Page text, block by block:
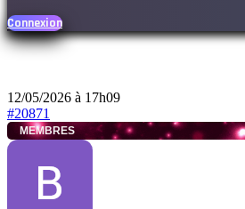
Connexion
12/05/2026 à 17h09
#20871
MEMBRES